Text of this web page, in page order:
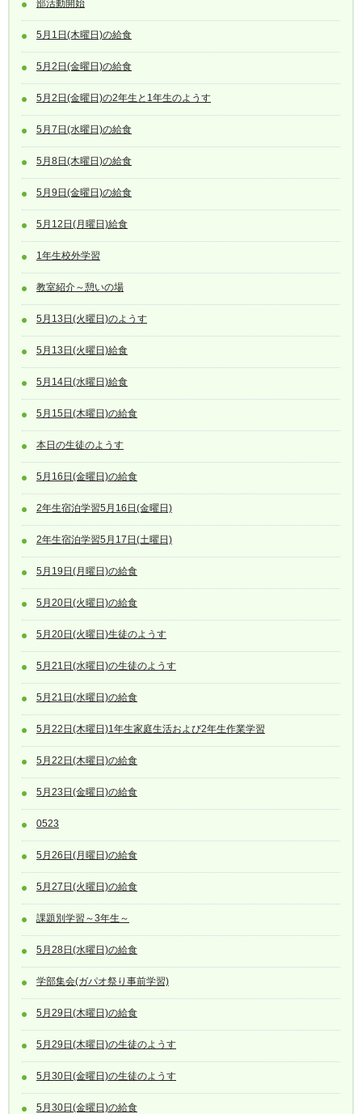
部活動開始
5月1日(木曜日)の給食
5月2日(金曜日)の給食
5月2日(金曜日)の2年生と1年生のようす
5月7日(水曜日)の給食
5月8日(木曜日)の給食
5月9日(金曜日)の給食
5月12日(月曜日)給食
1年生校外学習
教室紹介～憩いの場
5月13日(火曜日)のようす
5月13日(火曜日)給食
5月14日(水曜日)給食
5月15日(木曜日)の給食
本日の生徒のようす
5月16日(金曜日)の給食
2年生宿泊学習5月16日(金曜日)
2年生宿泊学習5月17日(土曜日)
5月19日(月曜日)の給食
5月20日(火曜日)の給食
5月20日(火曜日)生徒のようす
5月21日(水曜日)の生徒のようす
5月21日(水曜日)の給食
5月22日(木曜日)1年生家庭生活および2年生作業学習
5月22日(木曜日)の給食
5月23日(金曜日)の給食
0523
5月26日(月曜日)の給食
5月27日(火曜日)の給食
課題別学習～3年生～
5月28日(水曜日)の給食
学部集会(ガパオ祭り事前学習)
5月29日(木曜日)の給食
5月29日(木曜日)の生徒のようす
5月30日(金曜日)の生徒のようす
5月30日(金曜日)の給食